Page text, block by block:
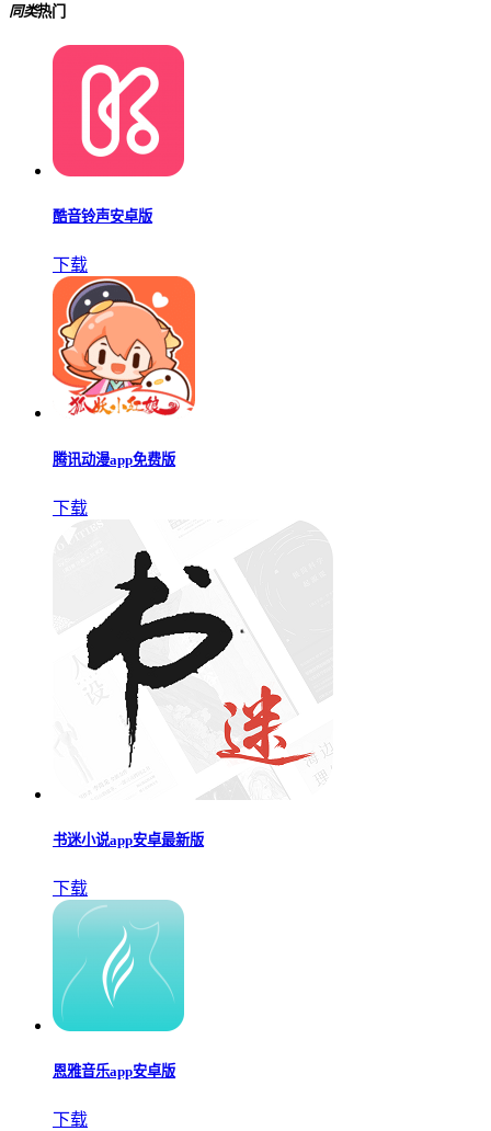
同类热门
酷音铃声安卓版
下载
腾讯动漫app免费版
下载
书迷小说app安卓最新版
下载
恩雅音乐app安卓版
下载